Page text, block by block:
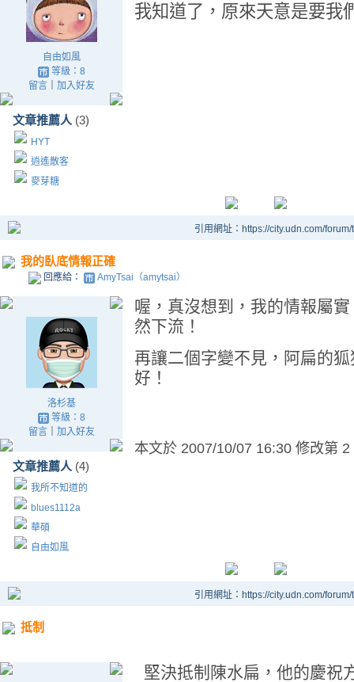
自由如風
等級：8
留言｜ 加入好友
文章推薦人 (3)
HYT
逍遙散客
麥芽糖
我知道了，原來天意是要我
引用網址：https://city.udn.com/
我的臥底情報正確
回應給： AmyTsai（amytsai）
洛杉基
等級：8
留言｜ 加入好友
文章推薦人 (4)
我所不知道的
blues1112a
華碩
自由如風
喔，真沒想到，我的情報屬
然下流！
再讓二個字變不見，阿扁的
好！
本文於 2007/10/07 16:30 修改第 2
引用網址：https://city.udn.com/
抵制
堅決抵制陳水扁，他的慶祝